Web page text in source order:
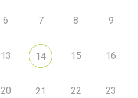
6 7 8 9
13 14 15 16
20 21 22 23